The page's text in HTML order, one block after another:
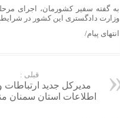
به گفته سفیر کشورمان، اجرای
وزارت دادگستری این کشور در
انتهای پیام/
قبلی :
مدیرکل جدید ارتباطات
اطلاعات استان سمنان